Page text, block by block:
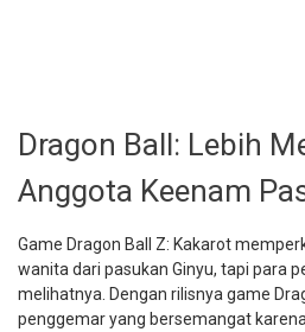
Dragon Ball: Lebih
Anggota Keenam
Game Dragon Ball Z: Kakarot
wanita dari pasukan Ginyu, tapi para
melihatnya. Dengan rilisnya game
penggemar yang bersemangat